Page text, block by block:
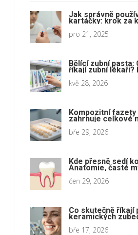
Jak správně
kartáčky: krok za
čistší zuby a
pro 21, 2025
Bělící zubní pasta:
říkají zubní lékaři?
rok 2026
kvě 28, 2026
Kompozitní fazety
zahrnuje celkové
bře 29, 2026
Kde přesně sedí
Anatomie, časté
čen 29, 2026
Co skutečně říkají
keramických
zkušenosti z praxe
bře 17, 2026